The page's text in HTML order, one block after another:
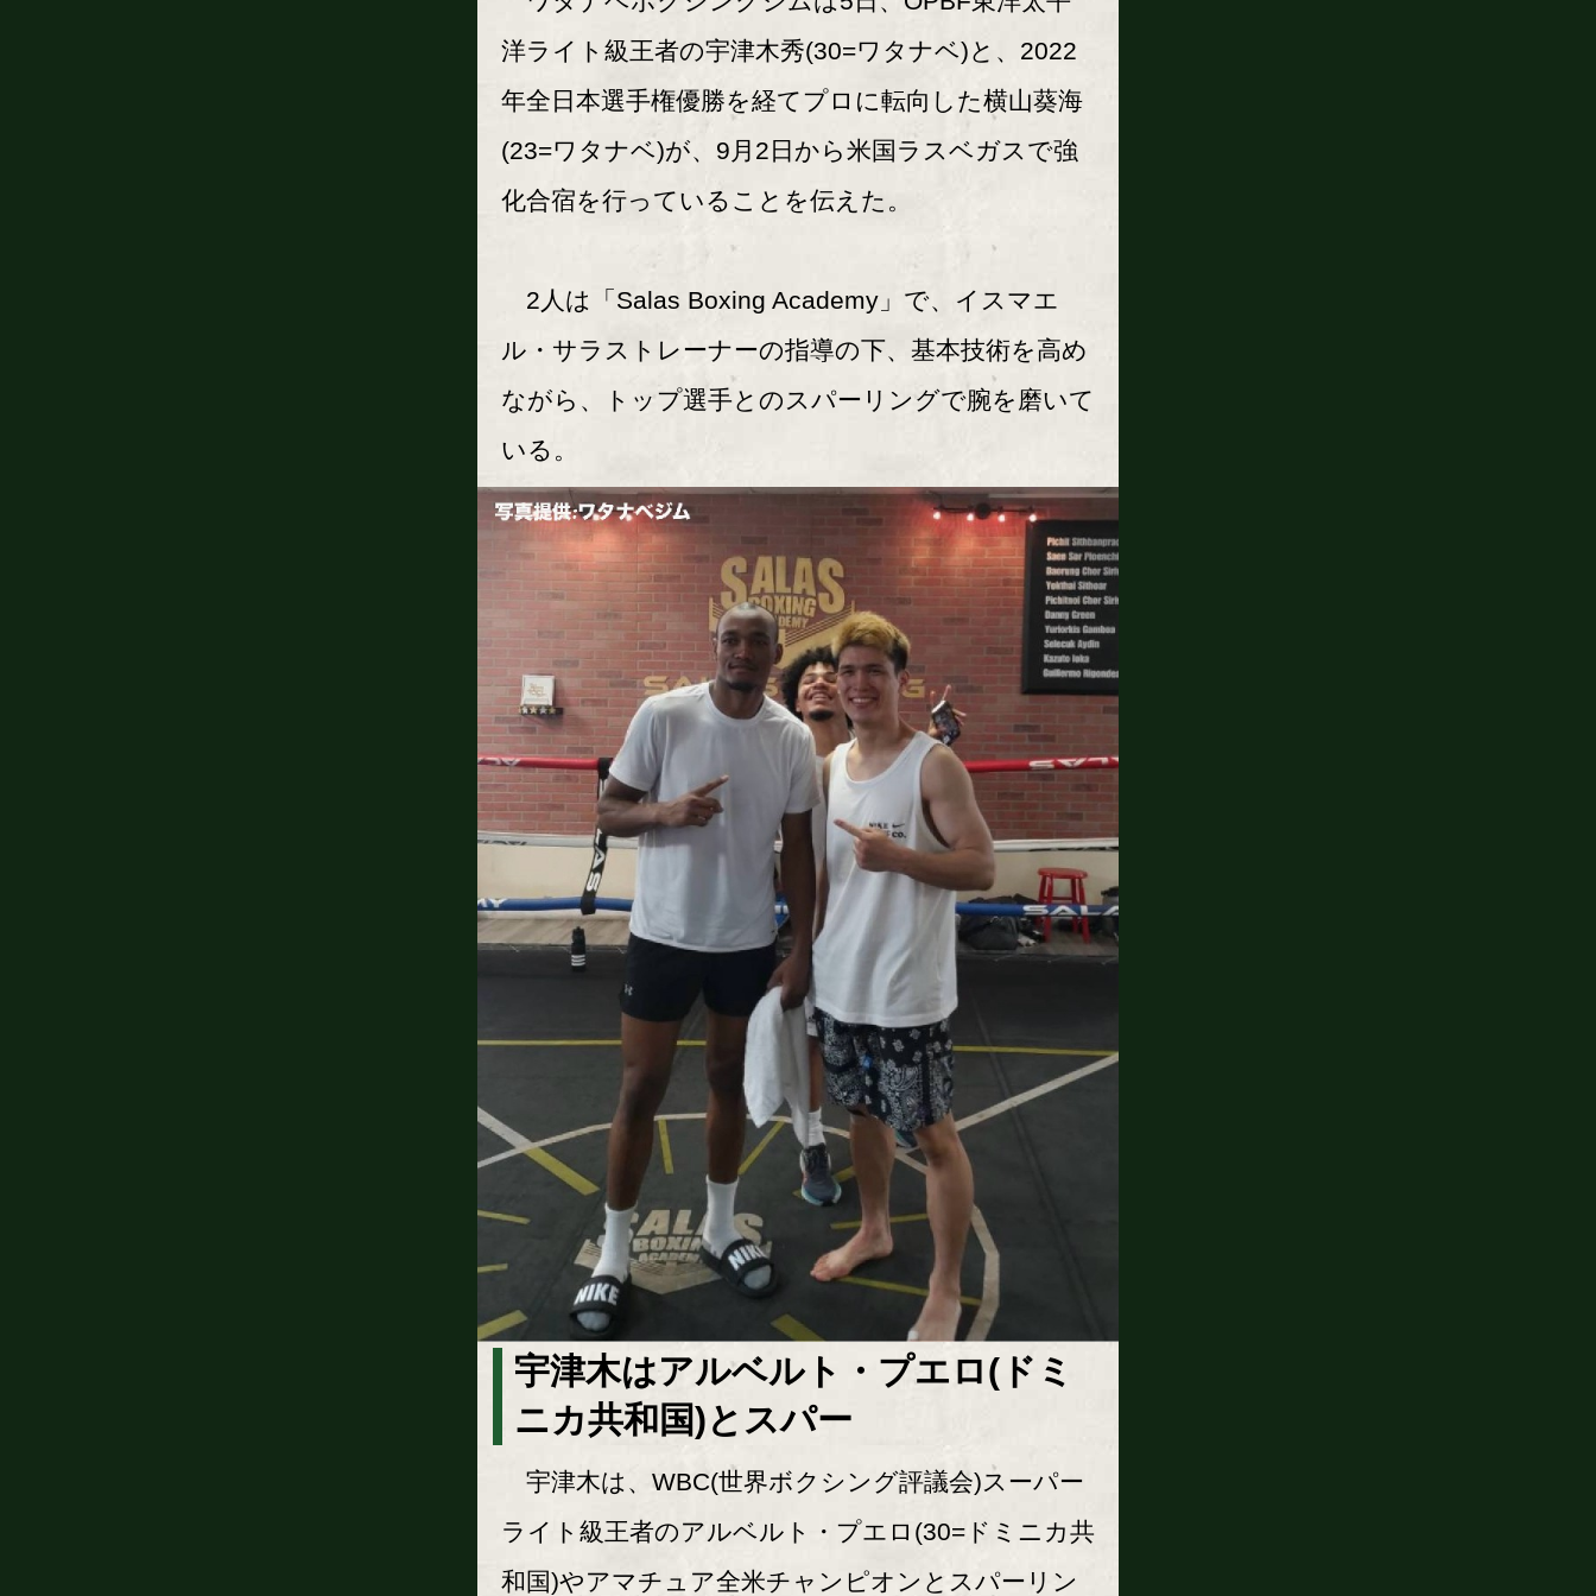
洋ライト級王者の宇津木秀(30=ワタナベ)と、2022
年全日本選手権優勝を経てプロに転向した横山葵海
(23=ワタナベ)が、9月2日から米国ラスベガスで強
化合宿を行っていることを伝えた。
2人は「Salas Boxing Academy」で、イスマエ
ル・サラストレーナーの指導の下、基本技術を高め
ながら、トップ選手とのスパーリングで腕を磨いて
いる。
宇津木はアルベルト・プエロ(ドミ
ニカ共和国)とスパー
宇津木は、WBC(世界ボクシング評議会)スーパー
ライト級王者のアルベルト・プエロ(30=ドミニカ共
和国)やアマチュア全米チャンピオンとスパーリン